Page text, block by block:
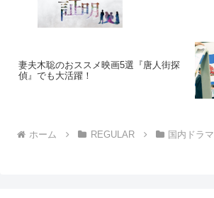
妻夫木聡のおススメ映画5選『唐人街探
偵』でも大活躍！
ホーム REGULAR 国内ドラマ